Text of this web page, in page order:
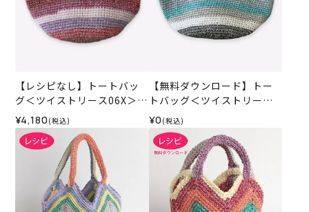
【レシピなし】トートバッ
グ＜ツイストリース06X＞
（編み物 材料セット）
¥4,180 (税込)
【無料ダウンロード】トー
トバッグ＜ツイストリース
＞（レシピ）
¥0 (税込)